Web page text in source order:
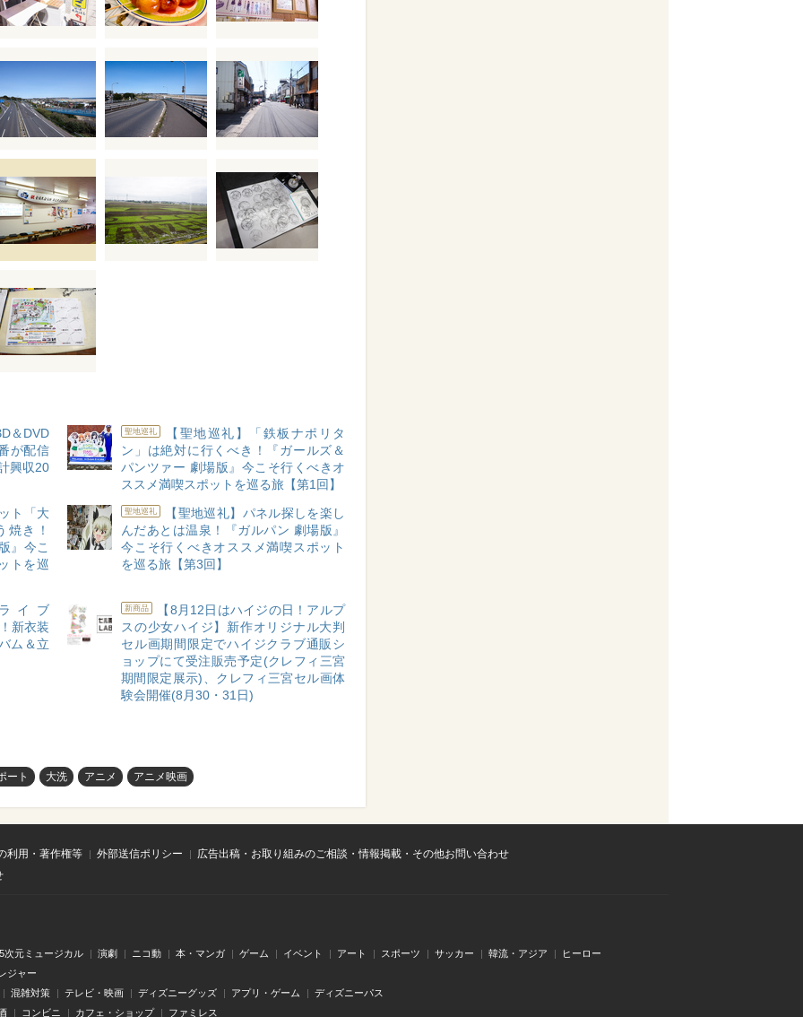
＆DVD
が配信
興収20
聖地巡礼
【聖地巡礼】「鉄板ナポリタ
ン」は絶対に行くべき！『ガールズ＆
パンツァー 劇場版』今こそ行くべきオ
ススメ満喫スポットを巡る旅【第1回】
ト「大
き！
』今こ
トを巡
聖地巡礼
【聖地巡礼】パネル探しを楽し
んだあとは温泉！『ガルパン 劇場版』
今こそ行くべきオススメ満喫スポット
を巡る旅【第3回】
イブ
新衣装
ム＆立
新商品
【8月12日はハイジの日！アルプ
スの少女ハイジ】新作オリジナル大判
セル画期間限定でハイジクラブ通販シ
ョップにて受注販売予定(クレフィ三宮
期間限定展示)、クレフィ三宮セル画体
験会開催(8月30・31日)
ート 大洗 アニメ アニメ映画
利用・著作権等 外部送信ポリシー
広告出稿・お取り組みのご相談・情報掲載・その他お問い合わせ
次元ミュージカル 演劇 ニコ動 本・マンガ ゲーム イベント アート スポーツ サッカー 韓流・アジア
ヒーロー
ジャー
混雑対策
テレビ・映画 ディズニーグッズ アプリ・ゲーム
ディズニーパス
コンビニ カフェ・ショップ ファミレス